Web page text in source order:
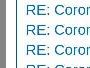
RE:
RE:
RE: